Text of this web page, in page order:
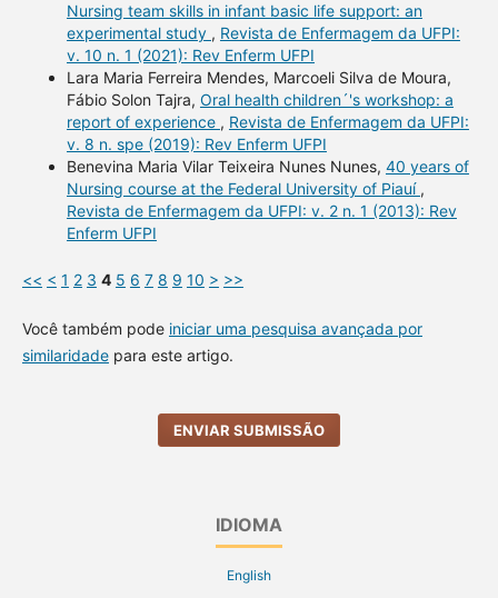
Nursing team skills in infant basic life support: an
experimental study , Revista de Enfermagem da UFPI:
v. 10 n. 1 (2021): Rev Enferm UFPI
Lara Maria Ferreira Mendes, Marcoeli Silva de Moura,
Fábio Solon Tajra, Oral health children´'s workshop: a
report of experience , Revista de Enfermagem da UFPI:
v. 8 n. spe (2019): Rev Enferm UFPI
Benevina Maria Vilar Teixeira Nunes Nunes, 40 years of
Nursing course at the Federal University of Piauí ,
Revista de Enfermagem da UFPI: v. 2 n. 1 (2013): Rev
Enferm UFPI
<< < 1 2 3 4 5 6 7 8 9 10 > >>
Você também pode iniciar uma pesquisa avançada por
similaridadepara este artigo.
ENVIAR SUBMISSÃO
IDIOMA
English